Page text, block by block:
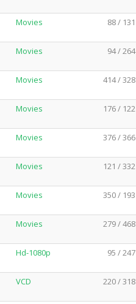
Movies 88 / 131
Movies 94 / 264
Movies 414 / 328
Movies 176 / 122
Movies 376 / 366
Movies 121 / 332
Movies 350 / 193
Movies 279 / 468
Hd-1080p 95 / 247
VCD 220 / 318